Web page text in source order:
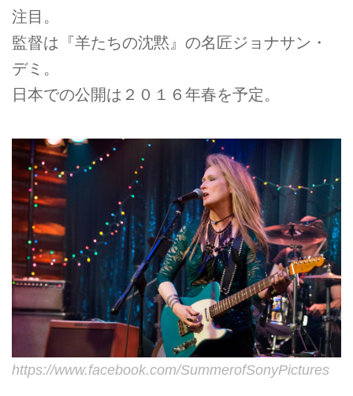
注目。
監督は『羊たちの沈黙』の名匠ジョナサン・
デミ。
日本での公開は２０１６年春を予定。
https://www.facebook.com/SummerofSonyPictures